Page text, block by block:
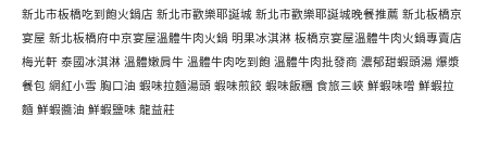
新北市板橋吃到飽火鍋店 新北市歡樂耶誕城 新北市歡樂耶誕城晚餐推薦 新北板橋京
宴屋 新北板橋府中京宴屋溫體牛肉火鍋 明果冰淇淋 板橋京宴屋溫體牛肉火鍋專賣店
梅光軒 泰國冰淇淋 溫體嫩肩牛 溫體牛肉吃到飽 溫體牛肉批發商 濃郁甜蝦頭湯 爆漿
餐包 網紅小雪 胸口油 蝦味拉麵湯頭 蝦味煎餃 蝦味飯糰 食旅三峽 鮮蝦味噌 鮮蝦拉
麵 鮮蝦醬油 鮮蝦鹽味 龍益莊